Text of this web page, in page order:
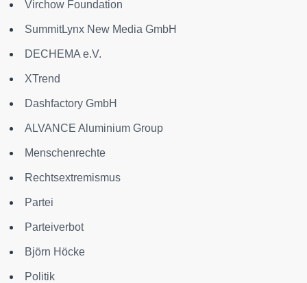
Virchow Foundation
SummitLynx New Media GmbH
DECHEMA e.V.
XTrend
Dashfactory GmbH
ALVANCE Aluminium Group
Menschenrechte
Rechtsextremismus
Partei
Parteiverbot
Björn Höcke
Politik